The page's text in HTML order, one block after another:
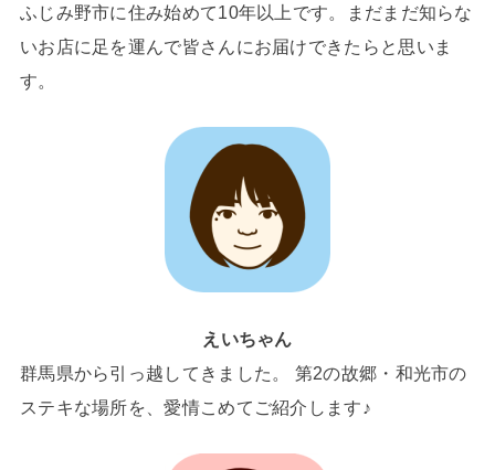
ふじみ野市に住み始めて10年以上です。まだまだ知らな
いお店に足を運んで皆さんにお届けできたらと思いま
す。
えいちゃん
群馬県から引っ越してきました。 第2の故郷・和光市の
ステキな場所を、愛情こめてご紹介します♪